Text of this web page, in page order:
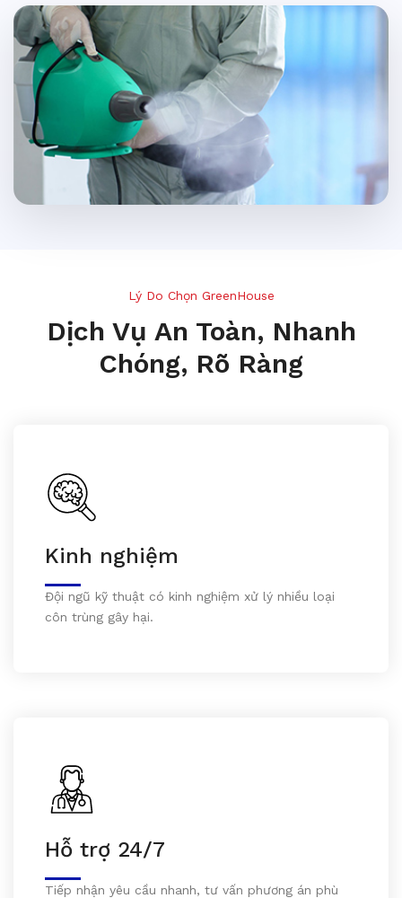
Lý Do Chọn GreenHouse
Dịch Vụ An Toàn, Nhanh
Chóng, Rõ Ràng
Kinh nghiệm
Đội ngũ kỹ thuật có kinh nghiệm xử lý nhiều loại
côn trùng gây hại.
Hỗ trợ 24/7
Tiếp nhận yêu cầu nhanh, tư vấn phương án phù